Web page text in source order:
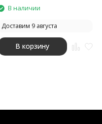
В наличии
Доставим 9 августа
В корзину